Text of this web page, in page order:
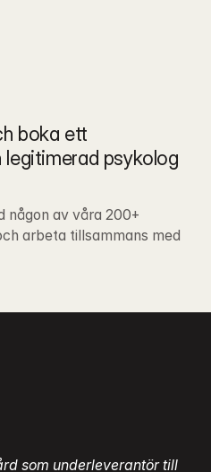
boka ett
psykolog
någon av våra 200+
arbeta tillsammans med
som underleverantör till